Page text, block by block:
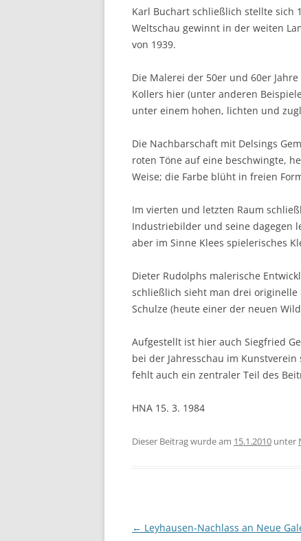
Karl Buchart schließlich stellte sich
Weltschau gewinnt in der weiten
von 1939.
Die Malerei der 50er und 60er
Kollers hier (unter anderen
unter einem hohen, lichten und
Die Nachbarschaft mit Delsings
roten Töne auf eine beschwingte,
Weise; die Farbe blüht in freien
Im vierten und letzten Raum
Industriebilder und seine dagegen
aber im Sinne Klees spielerisches
Dieter Rudolphs malerische
schließlich sieht man drei originelle
Schulze (heute einer der neuen
Aufgestellt ist hier auch Siegfried
bei der Jahresschau im
fehlt auch ein zentraler Teil des
HNA 15. 3. 1984
Dieser Beitrag wurde am 15.1.2010 unter
Beitragsnavigation
← Leyhausen-Nachlass an Neue